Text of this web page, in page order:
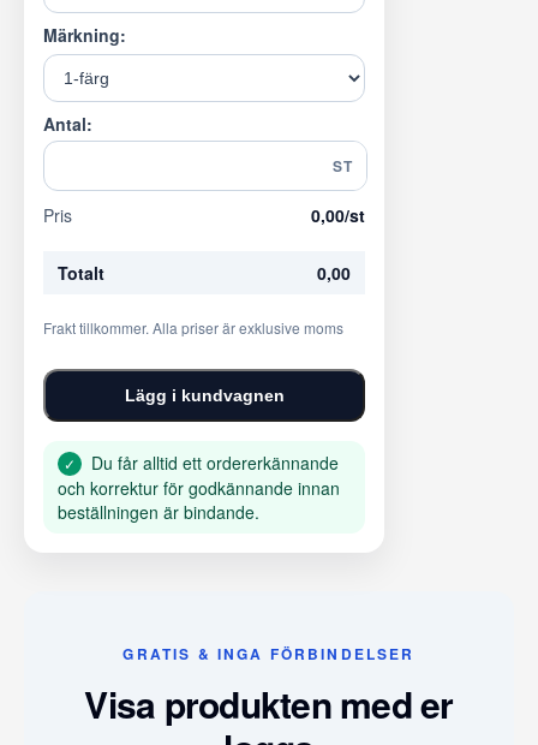
Märkning:
Antal:
ST
Pris 0,00/st
Totalt 0,00
Frakt tillkommer. Alla priser är exklusive moms
Lägg i kundvagnen
✓
Du får alltid ett ordererkännande
och korrektur för godkännande innan
beställningen är bindande.
GRATIS & INGA FÖRBINDELSER
Visa produkten med er